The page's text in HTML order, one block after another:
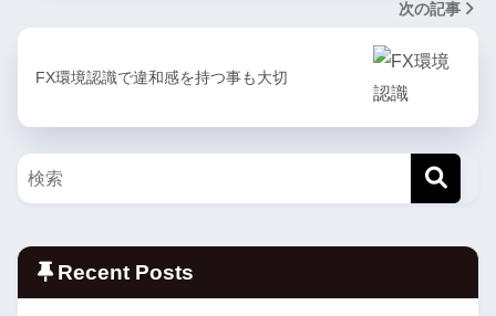
次の記事
FX環境認識で違和感を持つ事も大切
Recent Posts